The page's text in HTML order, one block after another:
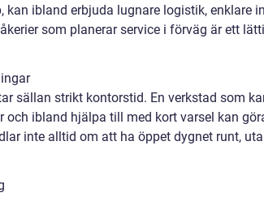
kan ibland erbjuda lugnare logistik, enklare
som planerar service i förväg är ett
sällan strikt kontorstid. En verkstad som
och ibland hjälpa till med kort varsel kan
inte alltid om att ha öppet dygnet runt,